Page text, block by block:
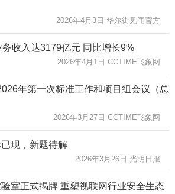
2026年4月3日 华尔街见闻官方
收入达3179亿元 同比增长9%
2026年4月1日 CCTIME飞象网
年第一次标准工作和项目组会议（总
2026年3月27日 CCTIME飞象网
现，新题待解
2026年3月26日 光明日报
室正式揭牌 重塑视联网行业安全生态